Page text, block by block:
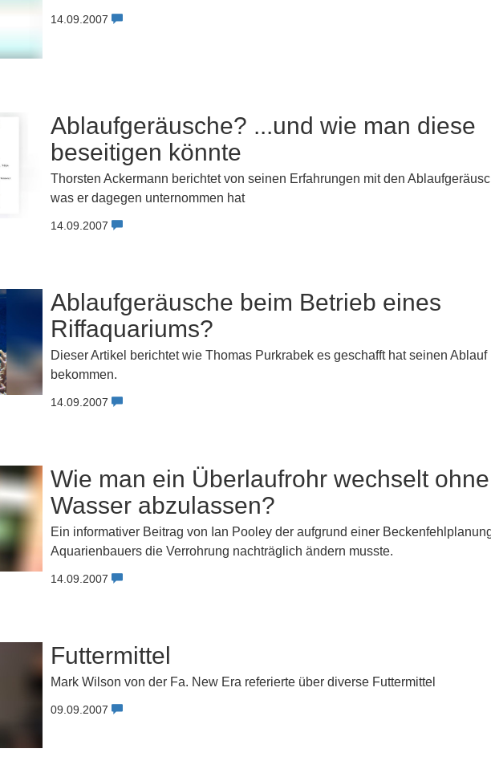
14.09.2007
Ablaufgeräusche? ...und wie man diese
beseitigen könnte
Thorsten Ackermann berichtet von seinen Erfahrungen mit den
was er dagegen unternommen hat
14.09.2007
Ablaufgeräusche beim Betrieb eines
Riffaquariums?
Dieser Artikel berichtet wie Thomas Purkrabek es geschafft hat seinen Ablauf
bekommen.
14.09.2007
Wie man ein Überlaufrohr wechselt
Wasser abzulassen?
Ein informativer Beitrag von Ian Pooley der aufgrund einer
Aquarienbauers die Verrohrung nachträglich ändern musste.
14.09.2007
Futtermittel
Mark Wilson von der Fa. New Era referierte über diverse Futtermittel
09.09.2007